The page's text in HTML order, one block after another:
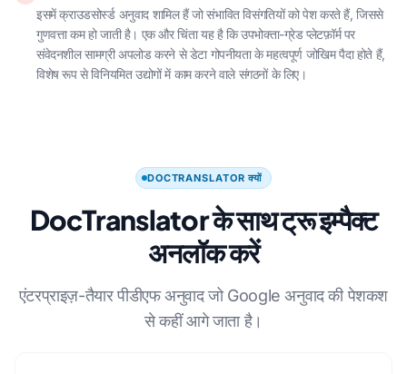
इसमें क्राउडसोर्स्ड अनुवाद शामिल हैं जो संभावित विसंगतियों को पेश करते हैं, जिससे
गुणवत्ता कम हो जाती है। एक और चिंता यह है कि उपभोक्ता-ग्रेड प्लेटफ़ॉर्म पर
संवेदनशील सामग्री अपलोड करने से डेटा गोपनीयता के महत्वपूर्ण जोखिम पैदा होते हैं,
विशेष रूप से विनियमित उद्योगों में काम करने वाले संगठनों के लिए।
DOCTRANSLATOR क्यों
DocTranslator के साथ ट्रू इम्पैक्ट
अनलॉक करें
एंटरप्राइज़-तैयार पीडीएफ अनुवाद जो Google अनुवाद की पेशकश
से कहीं आगे जाता है।